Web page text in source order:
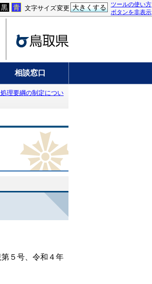
ツールの使い方
ボタンを非表示
文字サイズ変更 大きくする
黒 青
相談窓口
理要綱の制定につい
５号、令和４年